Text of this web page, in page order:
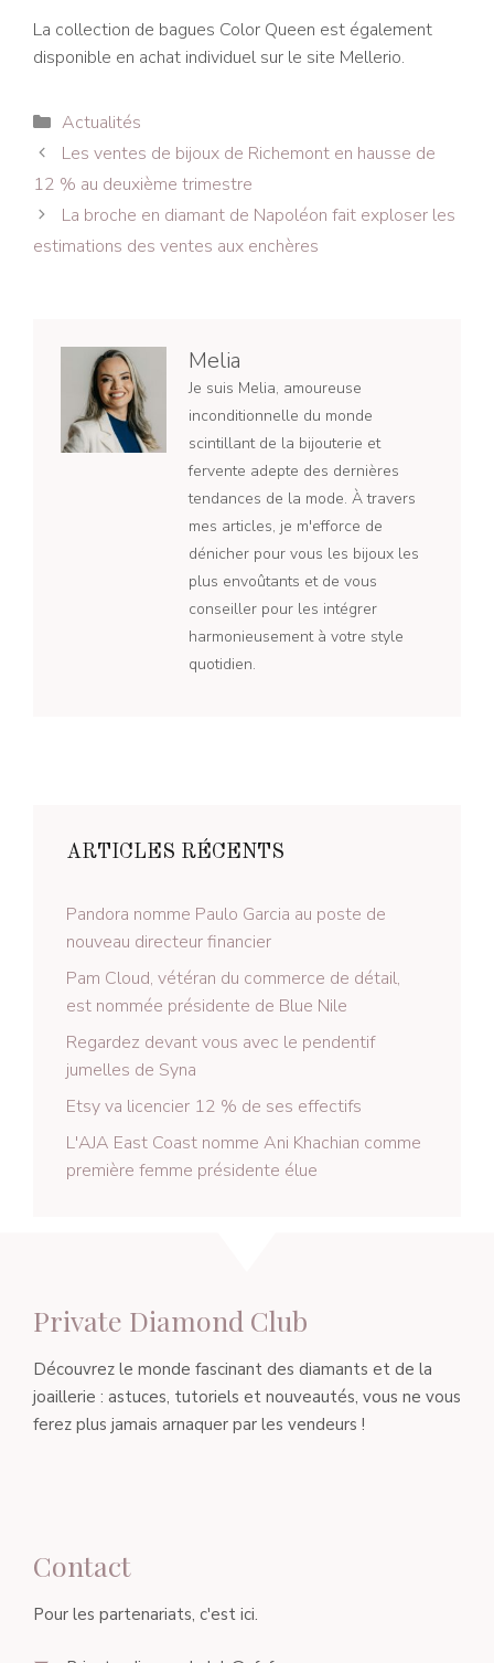
La collection de bagues Color Queen est également
disponible en achat individuel sur le site Mellerio.
Catégories
Actualités
Navigation
des
articles
Les ventes de bijoux de Richemont en hausse de
12 % au deuxième trimestre
La broche en diamant de Napoléon fait exploser les
estimations des ventes aux enchères
Melia
Je suis Melia, amoureuse
inconditionnelle du monde
scintillant de la bijouterie et
fervente adepte des dernières
tendances de la mode. À travers
mes articles, je m'efforce de
dénicher pour vous les bijoux les
plus envoûtants et de vous
conseiller pour les intégrer
harmonieusement à votre style
quotidien.
ARTICLES RÉCENTS
Pandora nomme Paulo Garcia au poste de
nouveau directeur financier
Pam Cloud, vétéran du commerce de détail,
est nommée présidente de Blue Nile
Regardez devant vous avec le pendentif
jumelles de Syna
Etsy va licencier 12 % de ses effectifs
L'AJA East Coast nomme Ani Khachian comme
première femme présidente élue
Private Diamond Club
Découvrez le monde fascinant des diamants et de la
joaillerie : astuces, tutoriels et nouveautés, vous ne vous
ferez plus jamais arnaquer par les vendeurs !
Contact
Pour les partenariats, c'est ici.